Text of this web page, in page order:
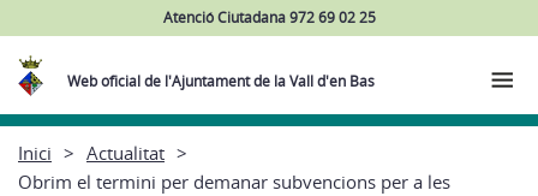
Atenció Ciutadana 972 69 02 25
Web oficial de l'Ajuntament de la Vall d'en Bas
Inici
Actualitat
Obrim el termini per demanar subvencions per a les